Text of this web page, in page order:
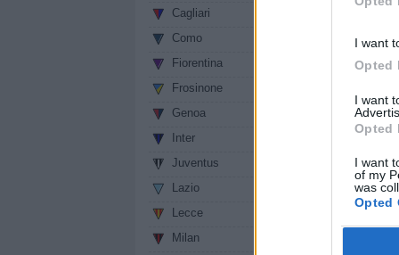
I want
Opted
I want
Opted
I want
of my
was
Opted
Cagliari
Como
Fiorentina
Frosinone
Genoa
Inter
Juventus
Lazio
Lecce
Milan
Quest'anno
Nadir?
giocare una
accadono
splendere